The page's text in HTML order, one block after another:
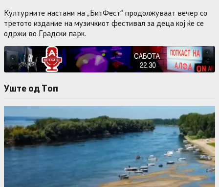
Културните настани на „БитФест“ продолжуваат вечер со
третото издание на музичкиот фестивал за деца кој ќе се
одржи во Градски парк.
Уште од Tоп